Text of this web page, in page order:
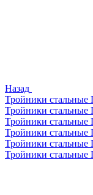
Назад
Тройники
Тройники
Тройники
Тройники
Тройники
Тройники